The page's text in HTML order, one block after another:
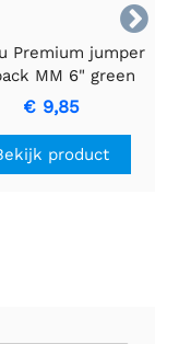

Premium jumper
MM 6" green
€ 9,85
product